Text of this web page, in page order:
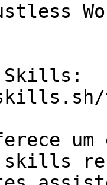
Skills:
um